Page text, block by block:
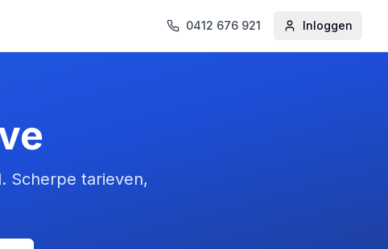
0412 676 921 Inloggen
Scherpe tarieven,